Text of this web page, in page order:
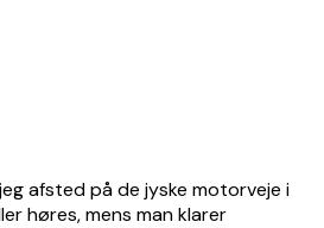
afsted på de jyske motorveje i
høres, mens man klarer